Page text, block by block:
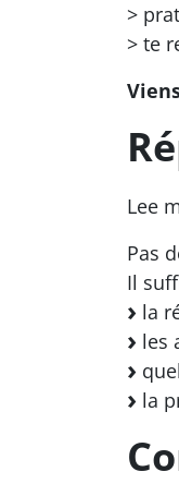
>
> te
Lee
Pas
Il
la
les
la